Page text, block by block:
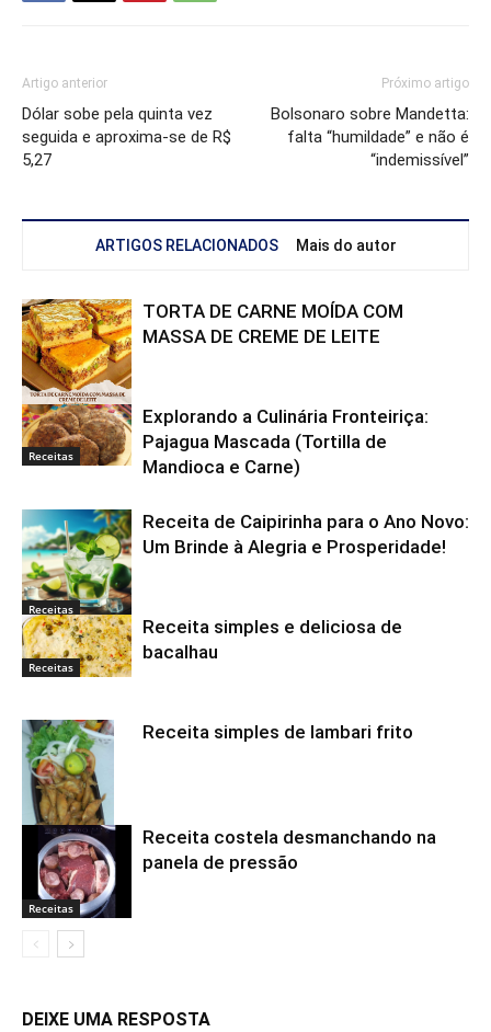
Artigo anterior
Dólar sobe pela quinta vez
seguida e aproxima-se de R$
5,27
Próximo artigo
Bolsonaro sobre Mandetta:
falta “humildade” e não é
“indemissível”
ARTIGOS RELACIONADOS Mais do autor
Receitas
TORTA DE CARNE MOÍDA COM
MASSA DE CREME DE LEITE
Receitas
Explorando a Culinária Fronteiriça:
Pajagua Mascada (Tortilla de
Mandioca e Carne)
Receitas
Receita de Caipirinha para o Ano Novo:
Um Brinde à Alegria e Prosperidade!
Receitas
Receita simples e deliciosa de
bacalhau
Receitas
Receita simples de lambari frito
Receitas
Receita costela desmanchando na
panela de pressão
DEIXE UMA RESPOSTA